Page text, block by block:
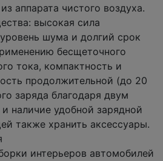
аппарата чистого воздуха.
высокая сила
шума и долгий срок
бесщеточного
тока, компактность и
продолжительной (до 20
заряда благодаря двум
наличие удобной зарядной
также хранить аксессуары.
интерьеров автомобилей